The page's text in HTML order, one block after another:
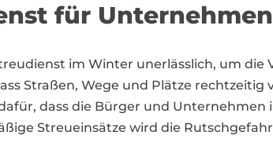
für
im Winter unerlässlich, um die
Straßen, Wege und Plätze
dass die Bürger und
Streueinsätze wird die